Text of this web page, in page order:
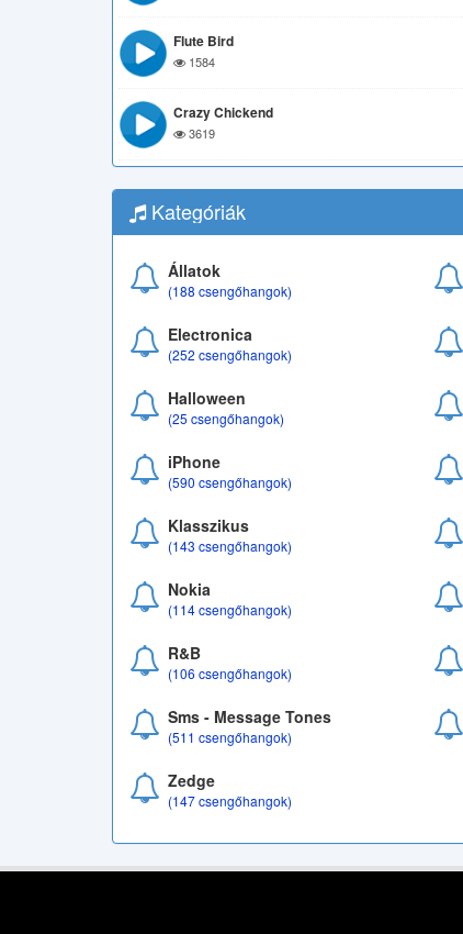
Flute Bird
1584
Crazy Chickend
3619
Kategóriák
Állatok
(188 csengőhangok)
Electronica
(252 csengőhangok)
Halloween
(25 csengőhangok)
iPhone
(590 csengőhangok)
Klasszikus
(143 csengőhangok)
Nokia
(114 csengőhangok)
R&B
(106 csengőhangok)
Sms - Message Tones
(511 csengőhangok)
Zedge
(147 csengőhangok)